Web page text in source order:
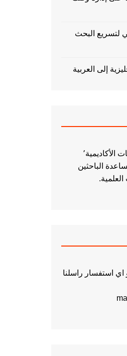
لتسريع البحث
إلى العربية
قاعدة مذرات التخرج والدراسات الأكاديمية٬
الباحثين
استفسار راسلنا